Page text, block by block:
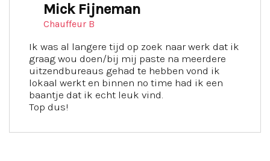
Mick Fijneman
Chauffeur B
Ik was al langere tijd op zoek naar werk dat ik
graag wou doen/bij mij paste na meerdere
uitzendbureaus gehad te hebben vond ik
lokaal werkt en binnen no time had ik een
baantje dat ik echt leuk vind.
Top dus!